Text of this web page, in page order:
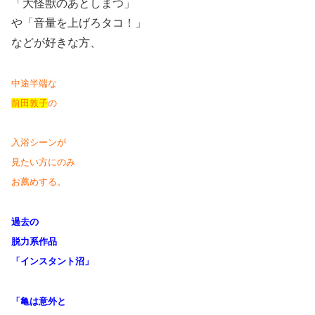
「大怪獣のあとしまつ」
や「音量を上げろタコ！」
などが好きな方、
中途半端な
前田敦子の
入浴シーンが
見たい方にのみ
お薦めする。
過去の
脱力系作品
「インスタント沼」
「亀は意外と